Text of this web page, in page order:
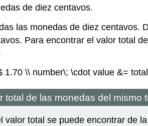
de diez centavos.
las monedas de diez centavos.
Para encontrar el valor total
\\ number\; \cdot value &=
total de las monedas del mismo
valor total se puede encontrar de